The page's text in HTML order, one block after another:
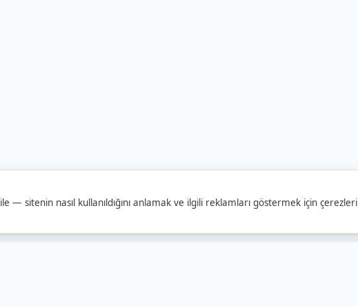
sitenin nasıl kullanıldığını anlamak ve ilgili reklamları göstermek için çerezleri